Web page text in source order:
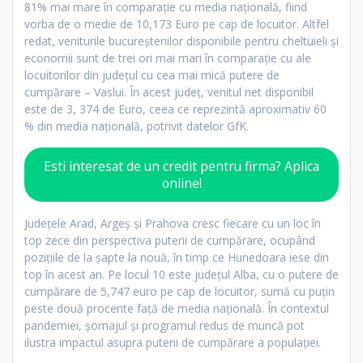
81% mai mare în comparație cu media națională, fiind
vorba de o medie de 10,173 Euro pe cap de locuitor. Altfel
redat, veniturile bucureștenilor disponibile pentru cheltuieli și
economii sunt de trei ori mai mari în comparație cu ale
locuitorilor din județul cu cea mai mică putere de
cumpărare – Vaslui. În acest județ, venitul net disponibil
este de 3, 374 de Euro, ceea ce reprezintă aproximativ 60
% din media națională, potrivit datelor GfK.
Esti interesat de un credit pentru firma? Aplica
online!
Județele Arad, Argeș și Prahova cresc fiecare cu un loc în
top zece din perspectiva puterii de cumpărare, ocupând
pozițiile de la șapte la nouă, în timp ce Hunedoara iese din
top în acest an. Pe locul 10 este județul Alba, cu o putere de
cumpărare de 5,747 euro pe cap de locuitor, sumă cu puțin
peste două procente față de media națională. În contextul
pandemiei, șomajul și programul redus de muncă pot
ilustra impactul asupra puterii de cumpărare a populației.